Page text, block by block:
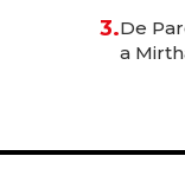
las
3.De
a